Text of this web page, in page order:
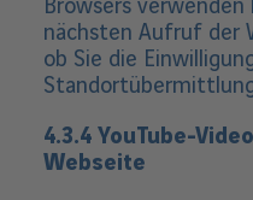
Browsers
nächsten Aufruf der
ob Sie die
4.3.4 YouTube-
Webseite